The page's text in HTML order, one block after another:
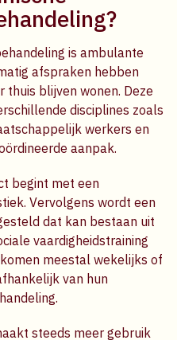
is ambulante
afspraken hebben
thuis blijven wonen. Deze
disciplines zoals
werkers en
aanpak.
begint met een
Vervolgens wordt een
dat kan bestaan uit
vaardigheidstraining
meestal wekelijks of
van hun
steeds meer gebruik